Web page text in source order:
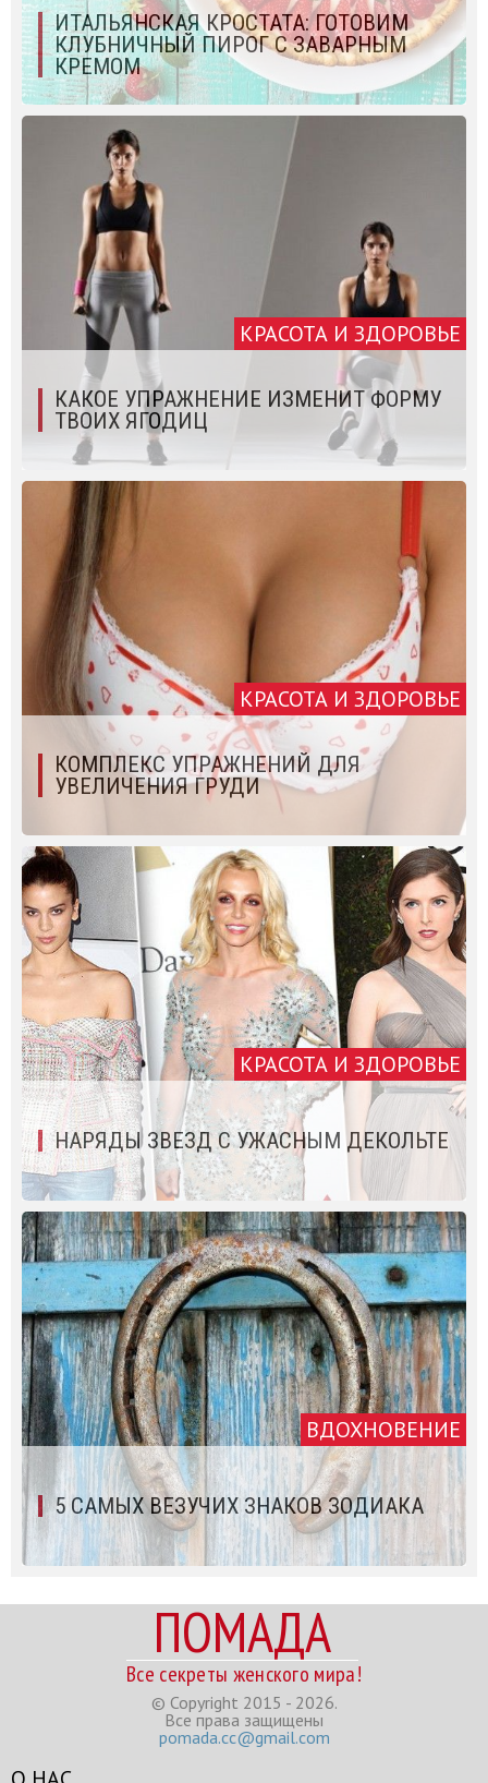
ИТАЛЬЯНСКАЯ КРОСТАТА: ГОТОВИМ
КЛУБНИЧНЫЙ ПИРОГ С ЗАВАРНЫМ
КРЕМОМ
КРАСОТА И ЗДОРОВЬЕ
КАКОЕ УПРАЖНЕНИЕ ИЗМЕНИТ ФОРМУ
ТВОИХ ЯГОДИЦ
КРАСОТА И ЗДОРОВЬЕ
КОМПЛЕКС УПРАЖНЕНИЙ ДЛЯ
УВЕЛИЧЕНИЯ ГРУДИ
КРАСОТА И ЗДОРОВЬЕ
НАРЯДЫ ЗВЕЗД С УЖАСНЫМ ДЕКОЛЬТЕ
ВДОХНОВЕНИЕ
5 САМЫХ ВЕЗУЧИХ ЗНАКОВ ЗОДИАКА
ПОМАДА
Все секреты женского мира!
© Copyright 2015 - 2026.
Все права защищены
pomada.cc@gmail.com